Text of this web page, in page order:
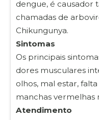
dengue, é causador
chamadas de
Chikungunya.
Sintomas
Os principais
dores musculares
olhos, mal estar,
manchas vermelhas
Atendimento